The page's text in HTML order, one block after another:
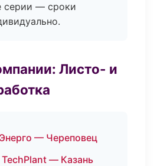
серии — сроки
Листо- и
— Череповец
— Казань